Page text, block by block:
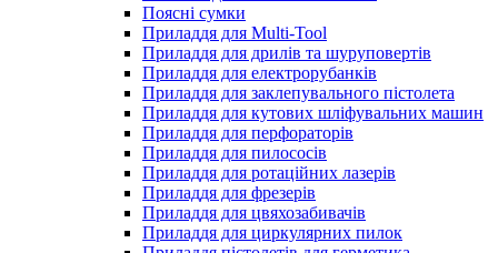
Поясні сумки
Приладдя для Multi-Tool
Приладдя для дрилів та шуруповертів
Приладдя для електрорубанків
Приладдя для заклепувального пістолета
Приладдя для кутових шліфувальних машин
Приладдя для перфораторів
Приладдя для пилососів
Приладдя для ротаційних лазерів
Приладдя для фрезерів
Приладдя для цвяхозабивачів
Приладдя для циркулярних пилок